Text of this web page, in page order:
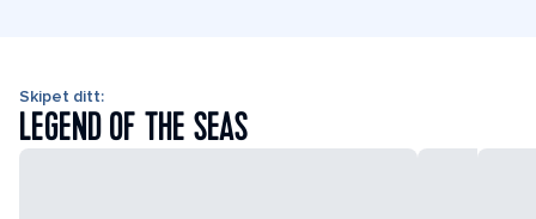
Skipet ditt:
LEGEND OF THE SEAS